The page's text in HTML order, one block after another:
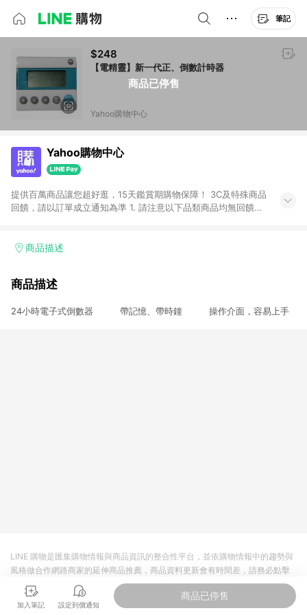
筆記
商品已停售
$248
【電精靈】新一代正、倒數計時器
Yahoo購物中心
Yahoo購物中心
提供百萬商品讓您超好逛，15天鑑賞期購物保障！ 3C及特殊商品
回饋，請以訂單成立通知為準 1. 請注意以下品類商品均無回饋：
電玩/遊戲/相機/單眼/鏡頭/拍立得 [2024/6/1起適用] -內接硬
的購回饋活動享Yahoo超贈點回饋者 - 購物中心商店之商品：商
3. 訂單回饋金額將扣除運費/購物金/超贈點/福利金/紅利折抵/折
商品描述
商品描述
24小時電子式倒數器 帶記憶、帶時鐘 操作介面，容易上手
加入筆記 設定到價通知
商品已停售
LINE 購物是匯集購物情報與商品資訊的整合性平台，並依購物情報中的趨勢與
風格做合作網路商家的延伸商品推薦，商品資料更新會有時間差，請務必點擊
商品至各合作網路商家，確認現售價與購物條件，一切資訊以合作廠商網頁為
準。